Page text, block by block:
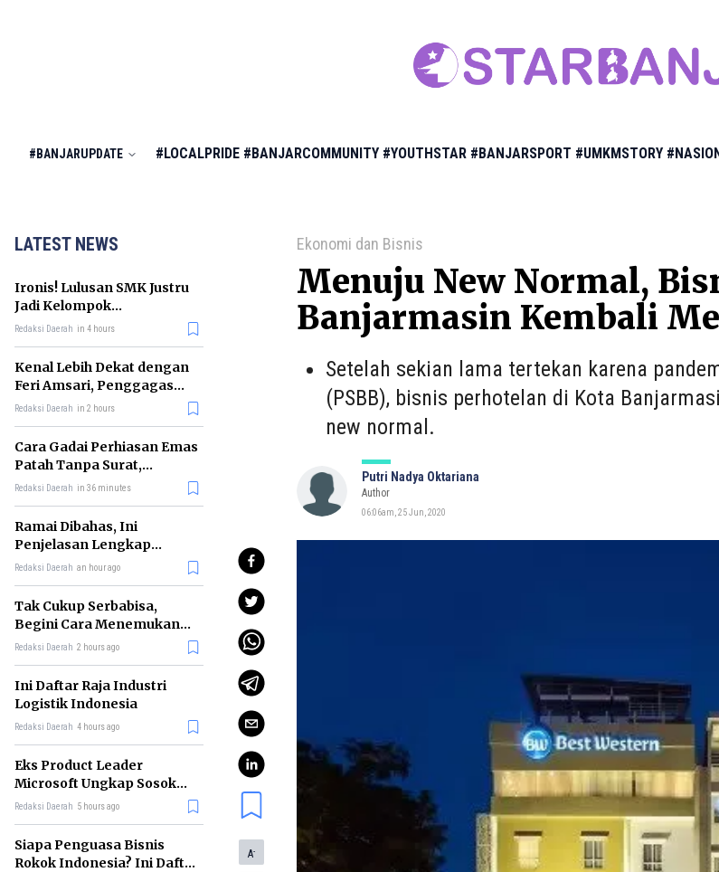
#BANJARUPDATE #LOCALPRIDE #BANJARCOMMUNITY #YOUTHSTAR #BANJARSPORT #UMKMSTORY
LATEST NEWS
Ironis! Lulusan SMK Justru
Jadi Kelompok
Pengangguran Terbanyak
Redaksi Daerah in 4 hours
Kenal Lebih Dekat dengan
Feri Amsari, Penggagas
Kabinet Bayangan
Redaksi Daerah in 2 hours
Cara Gadai Perhiasan Emas
Patah Tanpa Surat,
Ternyata Tetap Bisa!
Redaksi Daerah in 36 minutes
Ramai Dibahas, Ini
Penjelasan Lengkap
tentang Konsep Kabinet
Redaksi Daerah an hour ago
Tak Cukup Serbabisa,
Begini Cara Menemukan
'Spike' agar CV Dilirik HR
Redaksi Daerah 2 hours ago
Ini Daftar Raja Industri
Logistik Indonesia
Redaksi Daerah 4 hours ago
Eks Product Leader
Microsoft Ungkap Sosok
yang Paling Cocok
Redaksi Daerah 5 hours ago
Siapa Penguasa Bisnis
Rokok Indonesia? Ini Daftar
Ekonomi dan Bisnis
Menuju New Normal,
Banjarmasin Kembali
Setelah sekian lama tertekan karena
(PSBB), bisnis perhotelan di Kota
new normal.
Putri Nadya Oktariana
Author
06:06am, 25 Jun, 2020
A-